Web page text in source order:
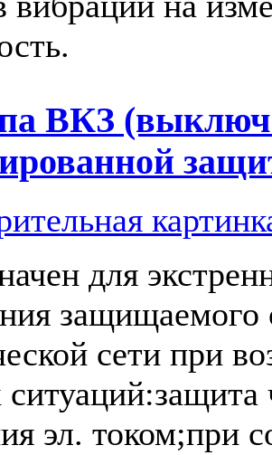
ВКЗ
для
защищаемого
сети при
эл. током;при